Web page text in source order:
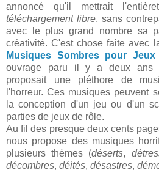
annoncé qu'il mettrait
téléchargement libre, sans
avec le plus grand nombre sa
créativité. C'est chose faite avec
Musiques Sombres pour
ouvrage paru il y a deux ans
proposait une pléthore de
l'horreur. Ces musiques peuvent
la conception d'un jeu ou d'un
parties de jeux de rôle.
Au fil des presque deux cents
nous propose des musiques
plusieurs thèmes (déserts,
décombres, déités, désastres,